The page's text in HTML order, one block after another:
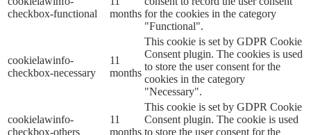
checkbox-functional
months for the cookies in the category
"Functional".
cookielawinfo-
checkbox-necessary
11
months
This cookie is set by GDPR Cookie
Consent plugin. The cookies is used
to store the user consent for the
cookies in the category
"Necessary".
cookielawinfo-
checkbox-others
11
months
This cookie is set by GDPR Cookie
Consent plugin. The cookie is used
to store the user consent for the